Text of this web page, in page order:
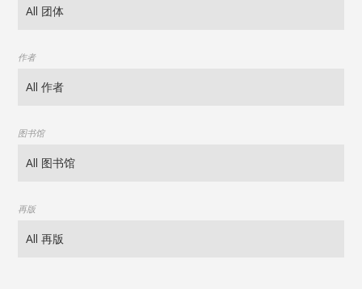
作者
图书馆
再版